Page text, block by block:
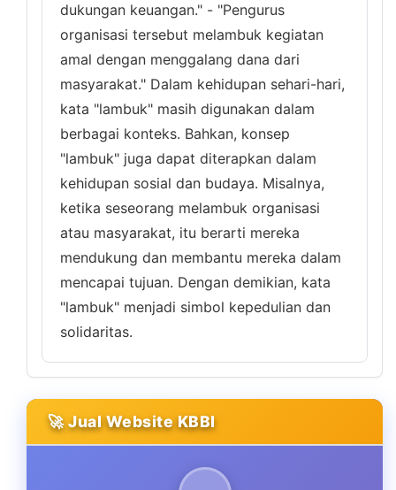
dukungan keuangan." - "Pengurus
organisasi tersebut melambuk kegiatan
amal dengan menggalang dana dari
masyarakat." Dalam kehidupan sehari-hari,
kata "lambuk" masih digunakan dalam
berbagai konteks. Bahkan, konsep
"lambuk" juga dapat diterapkan dalam
kehidupan sosial dan budaya. Misalnya,
ketika seseorang melambuk organisasi
atau masyarakat, itu berarti mereka
mendukung dan membantu mereka dalam
mencapai tujuan. Dengan demikian, kata
"lambuk" menjadi simbol kepedulian dan
solidaritas.
🚀 Jual Website KBBI